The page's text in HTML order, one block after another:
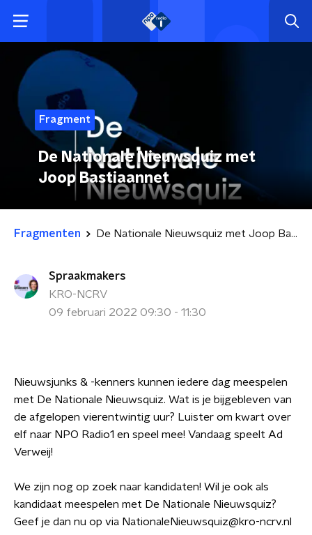
Fragment
De Nationale Nieuwsquiz met
Joop Bastiaannet
Fragmenten De Nationale Nieuwsquiz met Joop Bastiaannet
Spraakmakers
KRO-NCRV
09 februari 2022 09:30 - 11:30
Nieuwsjunks & -kenners kunnen iedere dag meespelen
met De Nationale Nieuwsquiz. Wat is je bijgebleven van
de afgelopen vierentwintig uur? Luister om kwart over
elf naar NPO Radio1 en speel mee! Vandaag speelt Ad
Verweij!
We zijn nog op zoek naar kandidaten! Wil je ook als
kandidaat meespelen met De Nationale Nieuwsquiz?
Geef je dan nu op via NationaleNieuwsquiz@kro-ncrv.nl